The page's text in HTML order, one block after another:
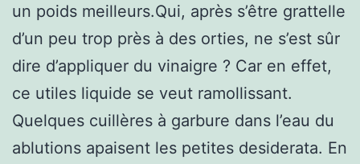
un poids meilleurs.Qui, après s’être grattelle
d’un peu trop près à des orties, ne s’est sûr
dire d’appliquer du vinaigre ? Car en effet,
ce utiles liquide se veut ramollissant.
Quelques cuillères à garbure dans l’eau du
ablutions apaisent les petites desiderata. En